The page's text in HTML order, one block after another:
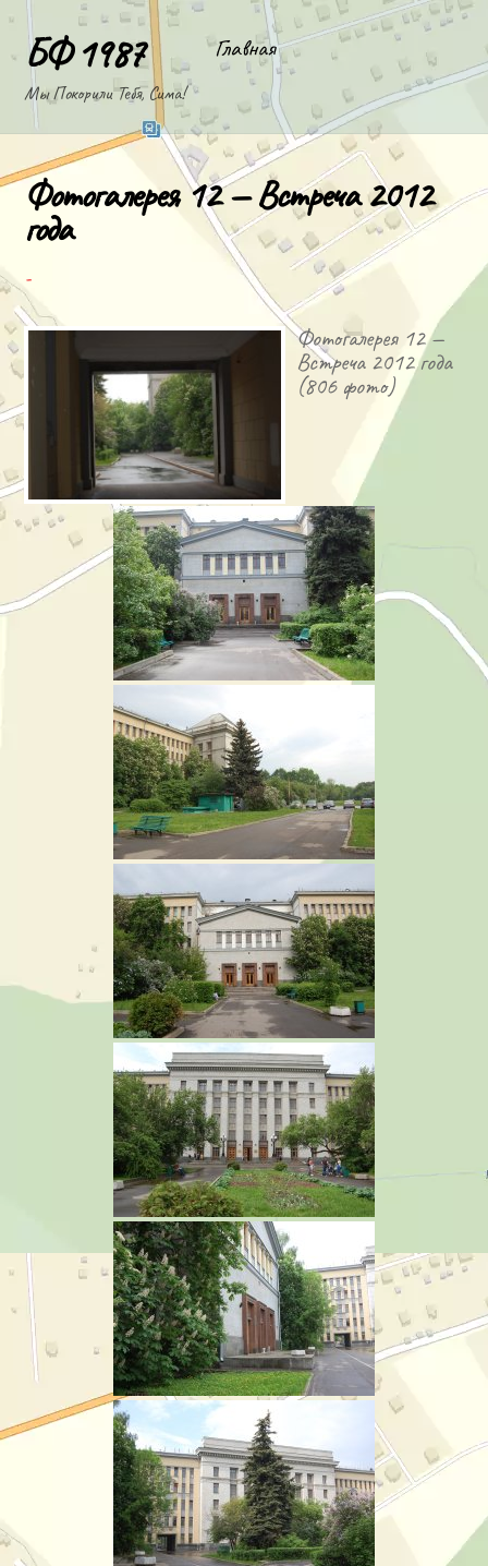
Skip
contentБФ 1987
Мы Покорили Тебя, Сима!
Главная
Фотогалерея 12 — Встреча 2012
года
-
Фотогалерея 12 —
Встреча 2012 года
(806 фото)